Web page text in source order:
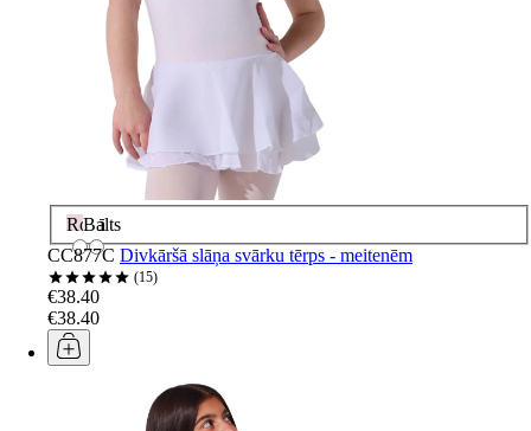
Rozā
Balts
CC877C Divkāršā slāņa svārku tērps - meitenēm
15
€38.40
€38.40